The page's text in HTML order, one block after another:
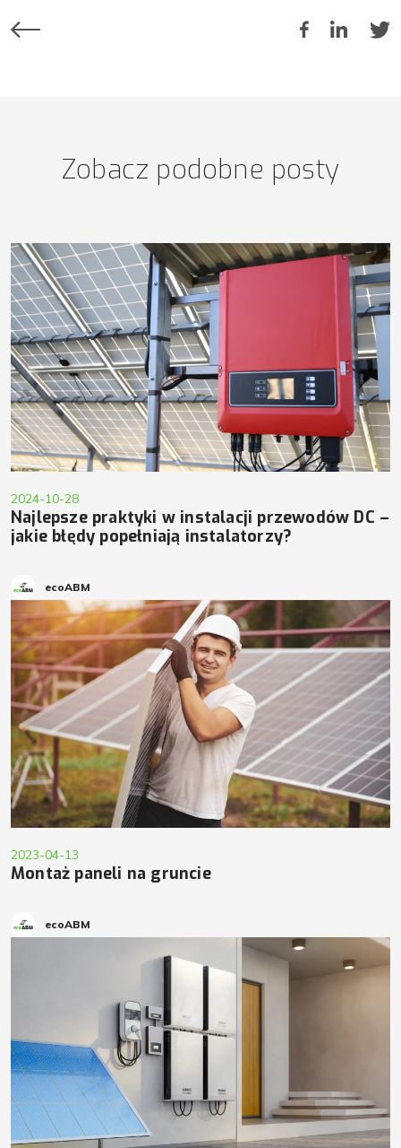
Zobacz podobne posty
2024-10-28
Najlepsze praktyki w instalacji przewodów DC –
jakie błędy popełniają instalatorzy?
ecoABM
2023-04-13
Montaż paneli na gruncie
ecoABM